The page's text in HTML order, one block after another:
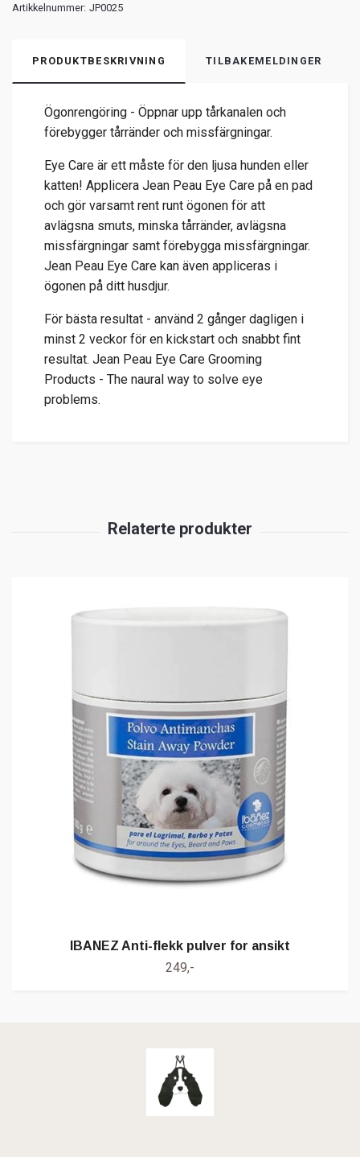
Artikkelnummer: JP0025
PRODUKTBESKRIVNING TILBAKEMELDINGER
Ögonrengöring - Öppnar upp tårkanalen och
förebygger tårränder och missfärgningar.
Eye Care är ett måste för den ljusa hunden eller
katten! Applicera Jean Peau Eye Care på en pad
och gör varsamt rent runt ögonen för att
avlägsna smuts, minska tårränder, avlägsna
missfärgningar samt förebygga missfärgningar.
Jean Peau Eye Care kan även appliceras i
ögonen på ditt husdjur.
För bästa resultat - använd 2 gånger dagligen i
minst 2 veckor för en kickstart och snabbt fint
resultat. Jean Peau Eye Care Grooming
Products - The naural way to solve eye
problems.
IBANEZ Anti-flekk pulver for ansikt
249,-